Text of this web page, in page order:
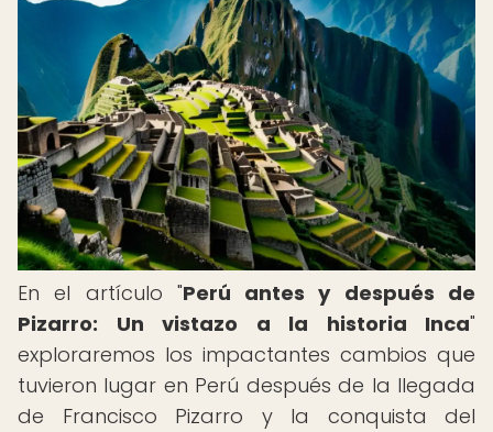
En el artículo "Perú antes y después de
Pizarro: Un vistazo a la historia Inca"
exploraremos los impactantes cambios que
tuvieron lugar en Perú después de la llegada
de Francisco Pizarro y la conquista del